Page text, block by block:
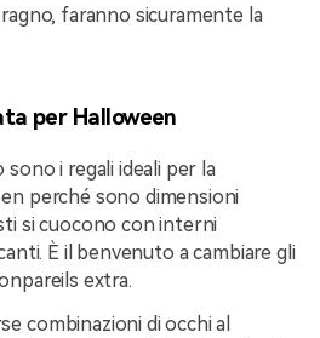
faranno sicuramente la
per Halloween
sono i regali ideali per la
perché sono dimensioni
si cuocono con interni
È il benvenuto a cambiare gli
extra.
combinazioni di occhi al